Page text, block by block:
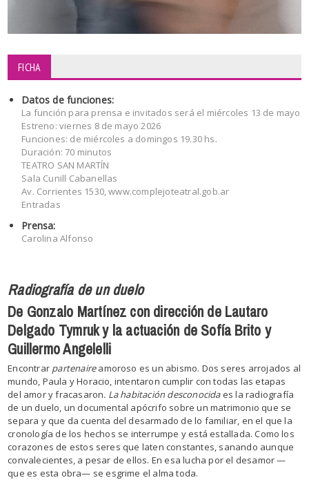
FICHA
Datos de funciones:
La función para prensa e invitados será el miércoles 13 de mayo
Estreno: viernes 8 de mayo 2026
Funciones: de miércoles a domingos 19.30 hs.
Duración: 70 minutos
TEATRO SAN MARTÍN
Sala Cunill Cabanellas
Av. Corrientes 1530, www.complejoteatral.gob.ar
Entradas
Prensa:
Carolina Alfonso
Radiografía de un duelo
De Gonzalo Martínez con dirección de Lautaro
Delgado Tymruk y la actuación deSofía Brito y
Guillermo Angelelli
Encontrar partenaireamoroso es un abismo. Dos seres arrojados al
mundo, Paula y Horacio, intentaron cumplir con todas las etapas
del amor y fracasaron. La habitación desconocida es la radiografía
de un duelo, un documental apócrifo sobre un matrimonio que se
separa y que da cuenta del desarmado de lo familiar, en el que la
cronología de los hechos se interrumpe y está estallada. Como los
corazones de estos seres que laten constantes, sanando aunque
convalecientes, a pesar de ellos. En esa lucha por el desamor—
que es esta obra— se esgrime el alma toda.